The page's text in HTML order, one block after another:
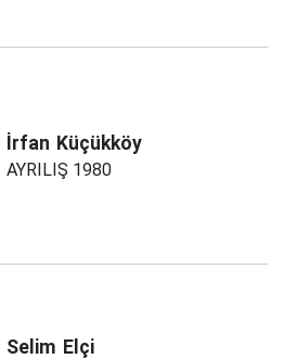
İrfan Küçükköy
AYRILIŞ 1980
Selim Elçi